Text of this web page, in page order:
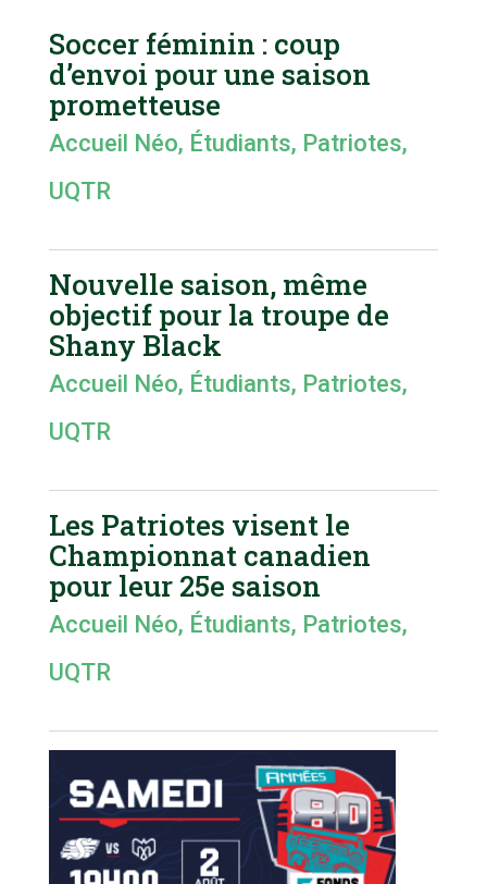
Soccer féminin : coup
d’envoi pour une saison
prometteuse
Accueil Néo, Étudiants, Patriotes,
UQTR
Nouvelle saison, même
objectif pour la troupe de
Shany Black
Accueil Néo, Étudiants, Patriotes,
UQTR
Les Patriotes visent le
Championnat canadien
pour leur 25e saison
Accueil Néo, Étudiants, Patriotes,
UQTR